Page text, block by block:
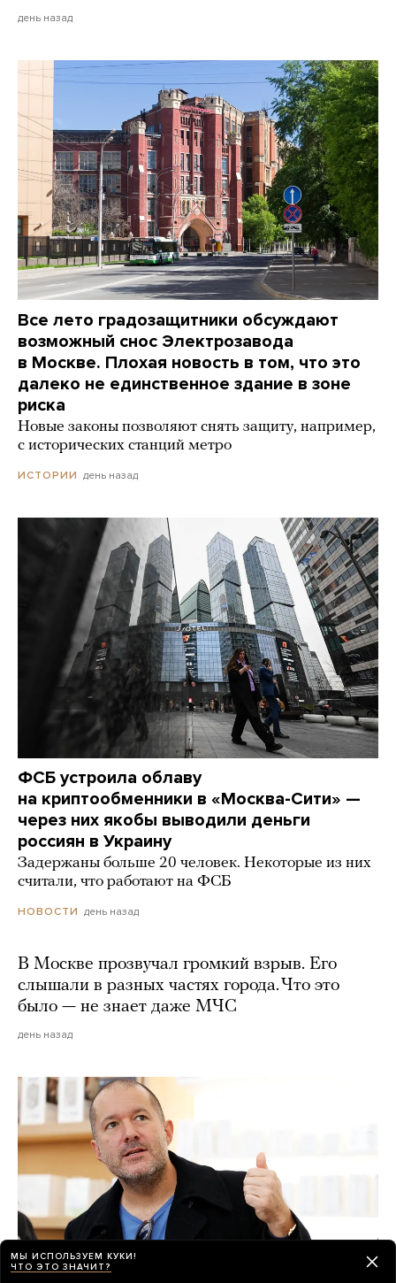
день назад
Все лето градозащитники обсуждают
возможный снос Электрозавода
в Москве. Плохая новость в том, что это
далеко не единственное здание в зоне
риска
Новые законы позволяют снять защиту, например,
с исторических станций метро
ИСТОРИИ день назад
ФСБ устроила облаву
на криптообменники в «Москва-Сити» —
через них якобы выводили деньги
россиян в Украину
Задержаны больше 20 человек. Некоторые из них
считали, что работают на ФСБ
НОВОСТИ день назад
В Москве прозвучал громкий взрыв. Его
слышали в разных частях города. Что это
было — не знает даже МЧС
день назад
МЫ ИСПОЛЬЗУЕМ КУКИ!
ЧТО ЭТО ЗНАЧИТ?